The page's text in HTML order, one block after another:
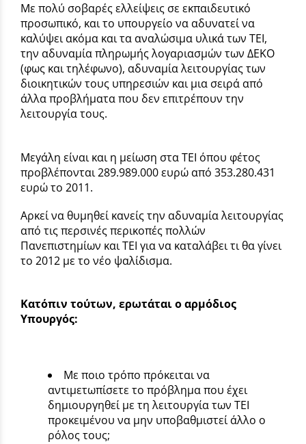
Με πολύ σοβαρές ελλείψεις σε εκπαιδευτικό
προσωπικό, και το υπουργείο να αδυνατεί να
καλύψει ακόμα και τα αναλώσιμα υλικά των ΤΕΙ,
την αδυναμία πληρωμής λογαριασμών των ΔΕΚΟ
(φως και τηλέφωνο), αδυναμία λειτουργίας των
διοικητικών τους υπηρεσιών και μια σειρά από
άλλα προβλήματα που δεν επιτρέπουν την
λειτουργία τους.
Μεγάλη είναι και η μείωση στα ΤΕΙ όπου φέτος
προβλέπονται 289.989.000 ευρώ από 353.280.431
ευρώ το 2011.
Αρκεί να θυμηθεί κανείς την αδυναμία λειτουργίας
από τις περσινές περικοπές πολλών
Πανεπιστημίων και ΤΕΙ για να καταλάβει τι θα γίνει
το 2012 με το νέο ψαλίδισμα.
Κατόπιν τούτων, ερωτάται ο αρμόδιος
Υπουργός:
Με ποιο τρόπο πρόκειται να
αντιμετωπίσετε το πρόβλημα που έχει
δημιουργηθεί με τη λειτουργία των ΤΕΙ
προκειμένου να μην υποβαθμιστεί άλλο ο
ρόλος τους;